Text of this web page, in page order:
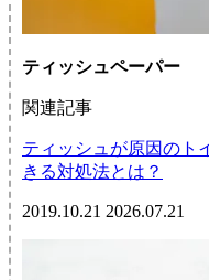
ティッシュペーパー
関連記事
ティッシュが原因のト
きる対処法とは？
2019.10.21 2026.07.21